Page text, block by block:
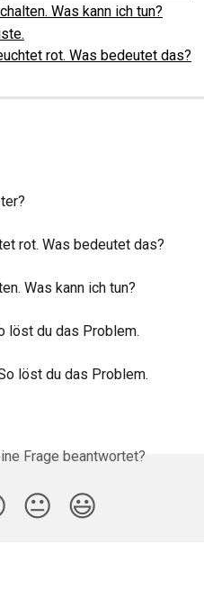
Was kann ich tun?
rot. Was bedeutet das?
rot. Was bedeutet das?
Was kann ich tun?
löst du das Problem.
löst du das Problem.
Frage beantwortet?
😐 😃